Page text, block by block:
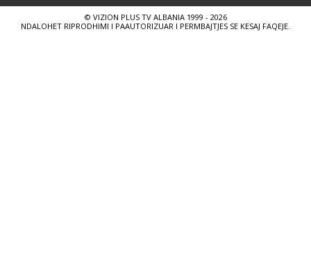
© VIZION PLUS TV ALBANIA 1999 - 2026
NDALOHET RIPRODHIMI I PAAUTORIZUAR I PERMBAJTJES SE KESAJ FAQEJE.